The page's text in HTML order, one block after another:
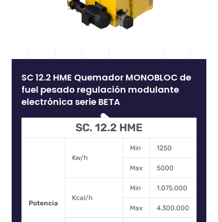
SC 12.2 HME Quemador MONOBLOC de
fuel pesado regulación modulante
electrónica serie BETA
SC. 12.2 HME
Potencia
Kw/h
Min 1250
Max 5000
Kcal/h
Min 1.075.000
Max 4.300.000